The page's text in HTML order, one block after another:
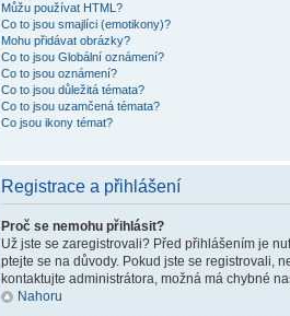
Můžu používat HTML?
Co to jsou smajlíci (emotikony)?
Mohu přidávat obrázky?
Co to jsou Globální oznámení?
Co to jsou oznámení?
Co to jsou důležitá témata?
Co to jsou uzamčená témata?
Co jsou ikony témat?
Registrace a přihlášení
Proč se nemohu přihlásit?
Už jste se zaregistrovali? Před přihlášením je
ptejte se na důvody. Pokud jste se registrovali,
kontaktujte administrátora, možná má chybné
Nahoru